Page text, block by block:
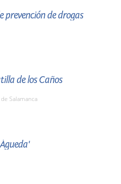
prevención de drogas
de los Caños
Salamanca